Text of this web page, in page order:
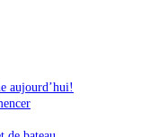
aujourd’hui!